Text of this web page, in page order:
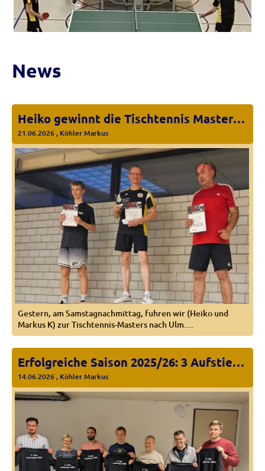
News
Heiko gewinnt die Tischtennis Masters in Ulm!
21.06.2026, Köhler Markus
Gestern, am Samstagnachmittag, fuhren wir (Heiko und
Markus K) zur Tischtennis-Masters nach Ulm....
Erfolgreiche Saison 2025/26: 3 Aufstiege, erstmals 2. Liga und Ausblick
14.06.2026, Köhler Markus